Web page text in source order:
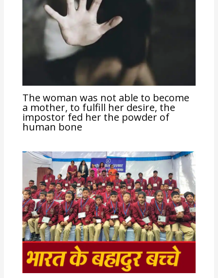
The woman was not able to become
a mother, to fulfill her desire, the
impostor fed her the powder of
human bone